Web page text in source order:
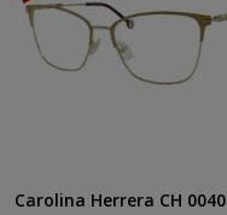
Carolina Herrera CH 0040